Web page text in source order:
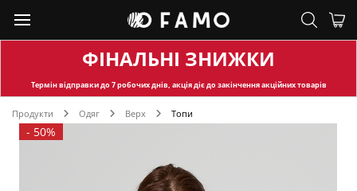
ФІНАЛЬНІ ЗНИЖКИ
Термін відправкидо 7 робочих днів, акція діє до закінчення акційних товарів
Продукти Одяг Верх Топи
- 50%